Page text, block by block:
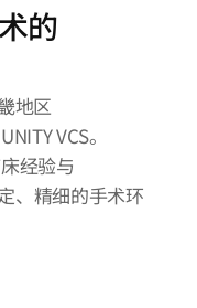
的
地区
VCS。
经验与
、精细的手术环